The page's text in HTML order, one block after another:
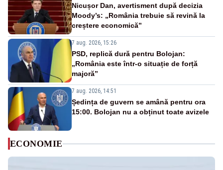
Nicușor Dan, avertisment după decizia
Moody’s: „România trebuie să revină la
creștere economică”
7 aug. 2026, 15:26
PSD, replică dură pentru Bolojan:
„România este într-o situație de forță
majoră”
7 aug. 2026, 14:51
Ședința de guvern se amână pentru ora
15:00. Bolojan nu a obținut toate avizele
ECONOMIE